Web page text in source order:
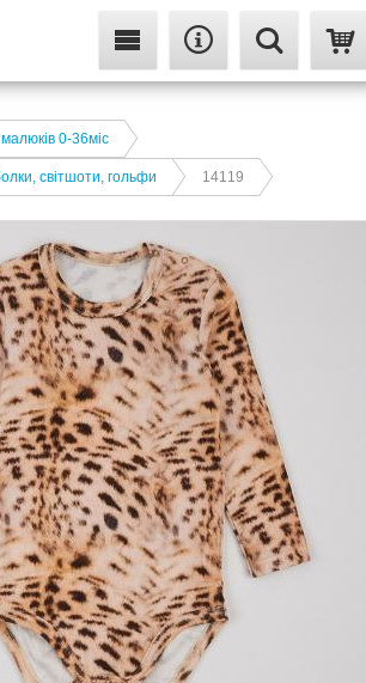
0-36міс
світшоти, гольфи 14119